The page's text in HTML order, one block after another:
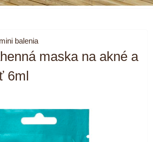
balenia
maska na akné a
6ml